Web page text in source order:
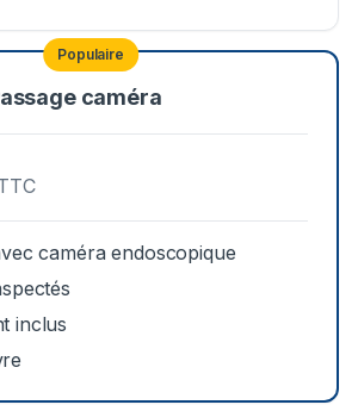
Populaire
caméra
caméra endoscopique
inclus